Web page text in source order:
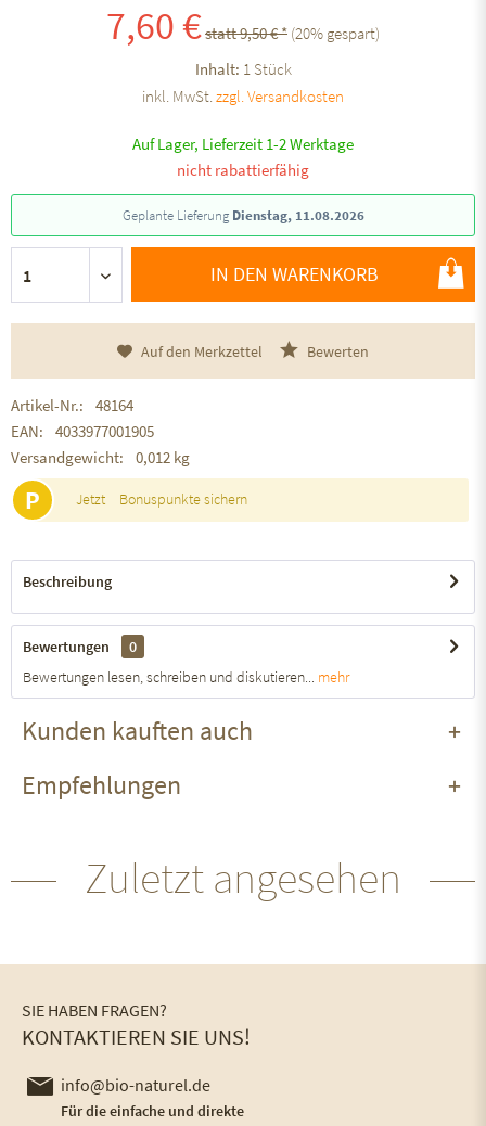
7,60 €statt 9,50 € * (20% gespart)
Inhalt: 1 Stück
inkl. MwSt.zzgl. Versandkosten
Auf Lager, Lieferzeit 1-2 Werktage
nicht rabattierfähig
Geplante Lieferung Dienstag, 11.08.2026
IN DEN WARENKORB
Auf den Merkzettel Bewerten
Artikel-Nr.:
48164
EAN:
4033977001905
Versandgewicht:
0,012 kg
P Jetzt Bonuspunkte sichern
Beschreibung
Bewertungen
0
Bewertungen lesen, schreiben und diskutieren... mehr
Kunden kauften auch
Empfehlungen
Zuletzt angesehen
SIE HABEN FRAGEN?
KONTAKTIEREN SIE UNS!
info@bio-naturel.de
Für die einfache und direkte